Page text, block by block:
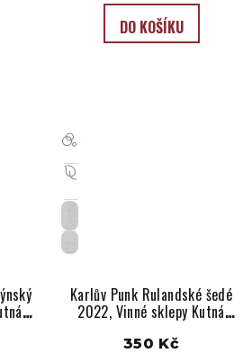
DO KOŠÍKU
Suché
CZ
Karlův Punk Rulandské šedé
2022, Vinné sklepy Kutná
350 Kč